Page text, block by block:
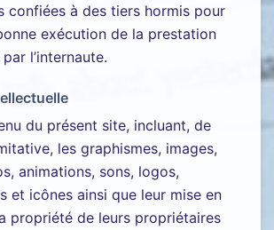
confiées à des tiers hormis pour
exécution de la prestation
l’internaute.
du présent site, incluant, de
les graphismes, images,
animations, sons, logos,
et icônes ainsi que leur mise en
propriété de leurs propriétaires